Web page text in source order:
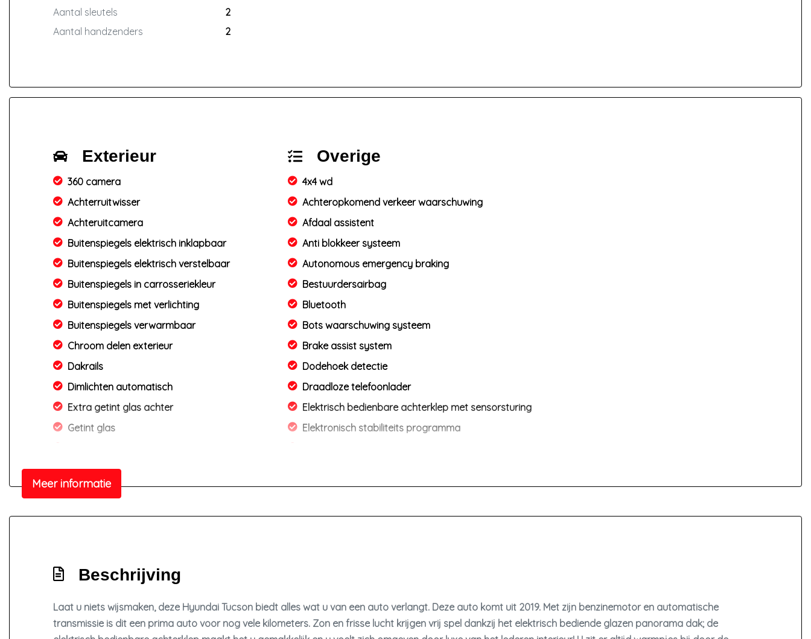
Aantal sleutels
2
Aantal handzenders
2
Exterieur
360 camera
Achterruitwisser
Achteruitcamera
Buitenspiegels elektrisch inklapbaar
Buitenspiegels elektrisch verstelbaar
Buitenspiegels in carrosseriekleur
Buitenspiegels met verlichting
Buitenspiegels verwarmbaar
Chroom delen exterieur
Dakrails
Dimlichten automatisch
Extra getint glas achter
Getint glas
Keyless entry
Koplampen adaptief
Led dagrijverlichting
Lichtmetalen velgen 19"
Metaalkleur
Overige
4x4 wd
Achteropkomend verkeer waarschuwing
Afdaal assistent
Anti blokkeer systeem
Autonomous emergency braking
Bestuurdersairbag
Bluetooth
Bots waarschuwing systeem
Brake assist system
Dodehoek detectie
Draadloze telefoonlader
Elektrisch bedienbare achterklep met sensorsturing
Elektronisch stabiliteits programma
Hoofd airbag(s) voor
Rondomzicht camera
Zij airbag(s) voor
Meer informatie
Beschrijving
Laat u niets wijsmaken, deze Hyundai Tucson biedt alles wat u van een auto verlangt. Deze auto komt uit 2019. Met zijn benzinemotor en automatische
transmissie is dit een prima auto voor nog vele kilometers. Zon en frisse lucht krijgen vrij spel dankzij het elektrisch bediende glazen panorama dak; de